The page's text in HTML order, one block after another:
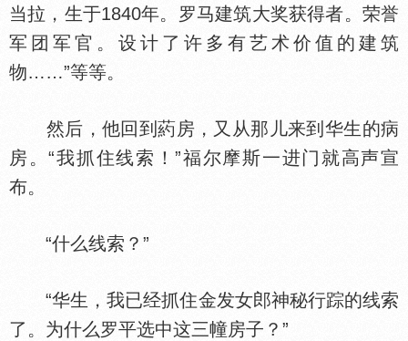
当拉，生于1840年。罗马建筑大奖获得者。荣誉
军团军官。设计了许多有艺术价值的建筑
物……”等等。
然后，他回到葯房，又从那儿来到华生的病
房。“我抓住线索！”福尔摩斯一进门就高声宣
布。
“什么线索？”
“华生，我已经抓住金发女郎神秘行踪的线索
了。为什么罗平选中这三幢房子？”